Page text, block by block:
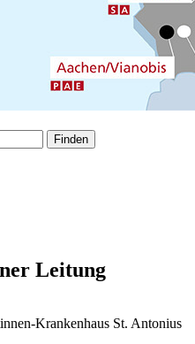
Leitung
Krankenhaus St. Antonius